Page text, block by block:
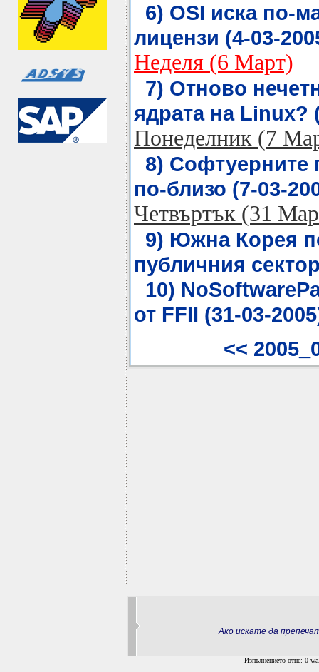
6) OSI иска по-
лицензи (4-03-
Неделя (6 Март)
7) Отново
ядрата на Linux?
Понеделник (7
8) Софтуерните
по-близо (7-03-
Четвъртък (31
9) Южна Корея
публичния
10)
от FFII (31-03-
<<
Ако искате да
Изпълнението отне: 0